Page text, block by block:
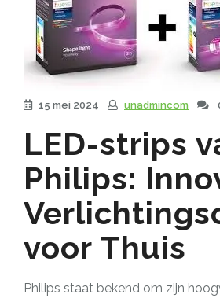
15 mei 2024 unadmincom
LED-strips
Philips:
voor Thuis
Philips staat bekend om zijn